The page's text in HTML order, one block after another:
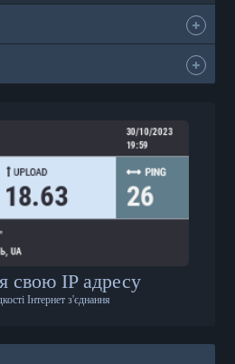
свою IP адресу
Інтернет з'єднання